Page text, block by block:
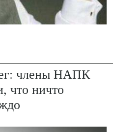
члены НАПК
что ничто